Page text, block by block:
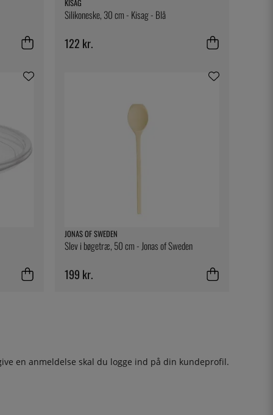
KISAG
Silikoneske, 30 cm - Kisag - Blå
122 kr.
JONAS OF SWEDEN
Slev i bøgetræ, 50 cm - Jonas of Sweden
199 kr.
en anmeldelse skal du logge ind på din kundeprofil.